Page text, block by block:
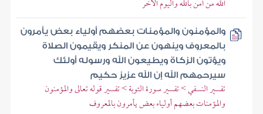
الله من آمن بالله واليوم الآخر
والمؤمنون والمؤمنات بعضهم أولياء بعض يأمرون
بالمعروف وينهون عن المنكر ويقيمون الصلاة
ويؤتون الزكاة ويطيعون الله ورسوله أولئك
سيرحمهم الله إن الله عزيز حكيم
تفسير النسفي > تفسير سورة التوبة > تفسير قوله تعالى والمؤمنون
والمؤمنات بعضهم أولياء بعض يأمرون بالمعروف